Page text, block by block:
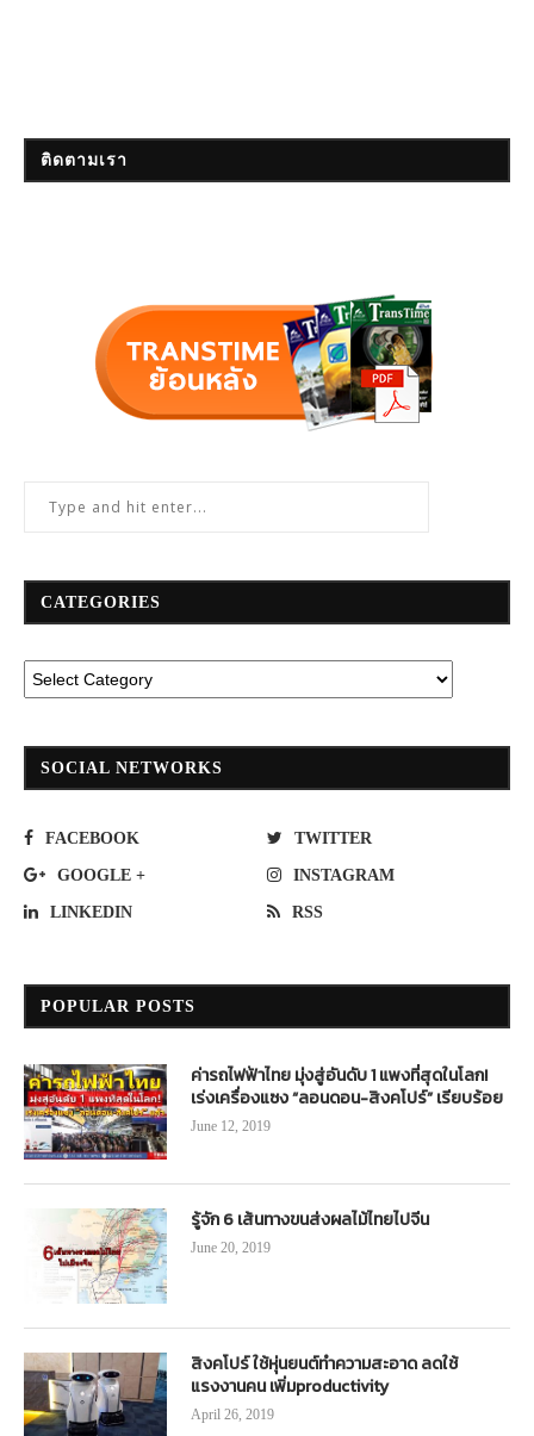
ติดตามเรา
CATEGORIES
SOCIAL NETWORKS
FACEBOOK TWITTER
GOOGLE + INSTAGRAM
LINKEDIN RSS
POPULAR POSTS
ค่ารถไฟฟ้าไทย มุ่งสู่อันดับ 1 แพงที่สุดในโลก!
เร่งเครื่องแซง “ลอนดอน-สิงคโปร์” เรียบร้อย
June 12, 2019
รู้จัก 6 เส้นทางขนส่งผลไม้ไทยไปจีน
June 20, 2019
สิงคโปร์ ใช้หุ่นยนต์ทำความสะอาด ลดใช้
แรงงานคน เพิ่มproductivity
April 26, 2019